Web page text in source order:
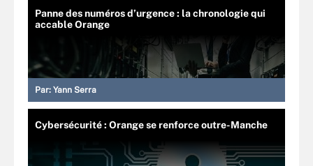
Panne des numéros d’urgence : la chronologie qui
accable Orange
Par: Yann Serra
Cybersécurité : Orange se renforce outre-Manche